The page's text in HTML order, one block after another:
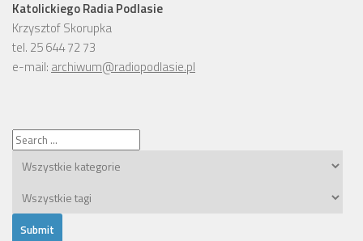
Katolickiego Radia Podlasie
Krzysztof Skorupka
tel. 25 644 72 73
e-mail: archiwum@radiopodlasie.pl